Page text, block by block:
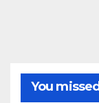
You missed